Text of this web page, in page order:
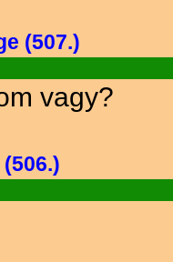
(507.)
vagy?